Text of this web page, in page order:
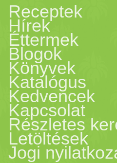
Receptek
Hírek
Éttermek
Blogok
Könyvek
Katalógus
Kedvencek
Kapcsolat
Részletes
Letöltések
Jogi